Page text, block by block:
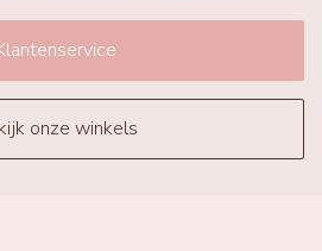
onze winkels